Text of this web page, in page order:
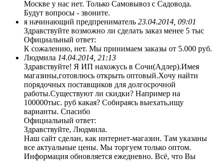
Москве у нас нет. Только Самовывоз с Садовода.
Будут вопросы - звоните.
я начинающий предпрениматель 23.04.2014, 09:01
Здравствуйте возможно ли сделать заказ менее 5 тыс
Официальный ответ:
К сожалению, нет. Мы принимаем заказы от 5.000 руб.
Людмила 14.04.2014, 21:13
Здравствуйте! Я ИП нахожусь в Сочи(Адлер).Имея
магазины,готовлюсь открыть оптовый.Хочу найти
порядочных поставщиков для долгосрочной
работы.Существуют ли скидки? Например на
100000тыс. руб какая? Собираясь выехать,ищу
варианты. Спасибо
Официальный ответ:
Здравствуйте, Людмила.
Наш сайт сделан, как интернет-магазин. Там указаны
все актуальные цены. Мы торгуем только оптом.
Информация обновляется ежедневно. Всё, что Вы